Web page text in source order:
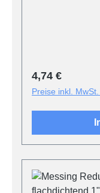
Regulärer
4,74 €
Preise inkl.